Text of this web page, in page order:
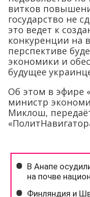
витков
государство не
это ведет к
конкуренции на
перспективе
экономики и
будущее
Об этом в эфире
министр
Миклош,